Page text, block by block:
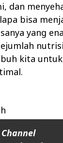
dan
bisa
yang
kita